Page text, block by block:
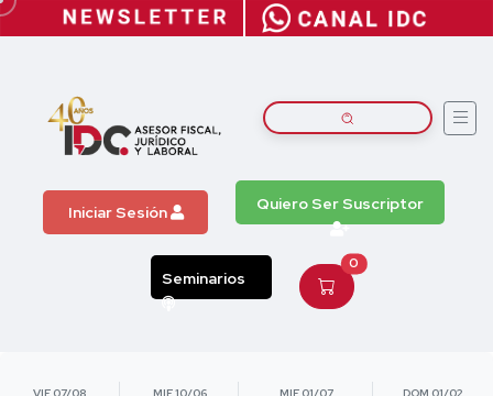
Iniciar Sesión Quiero Ser Suscriptor
Seminarios
0
VIE 07/08 MIE 10/06 MIE 01/07 DOM 01/02